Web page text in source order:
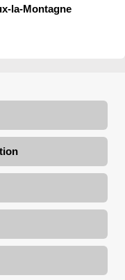
la-Montagne